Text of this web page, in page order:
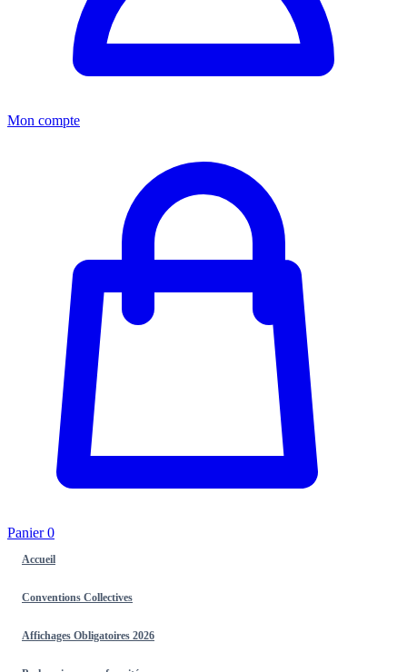
Mon compte
Panier0
Accueil
Conventions Collectives
Affichages Obligatoires 2026